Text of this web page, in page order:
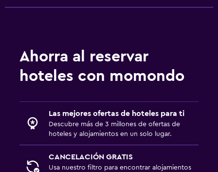
Ahorra al reservar
hoteles con momondo
Las mejores ofertas de hoteles para ti
Descubre más de 3 millones de ofertas de
hoteles y alojamientos en un solo lugar.
CANCELACIÓN GRATIS
Usa nuestro filtro para encontrar alojamientos